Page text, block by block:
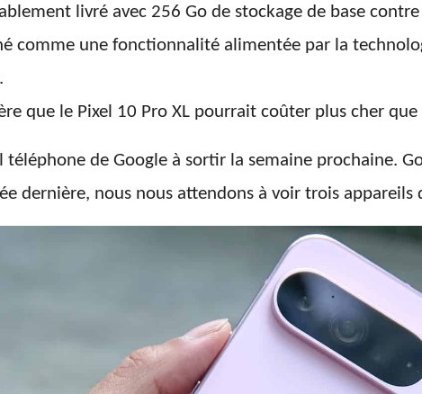
livré avec 256 Go de stockage de base
comme une fonctionnalité alimentée par la
que le Pixel 10 Pro XL pourrait coûter plus cher
téléphone de Google à sortir la semaine prochaine.
dernière, nous nous attendons à voir trois